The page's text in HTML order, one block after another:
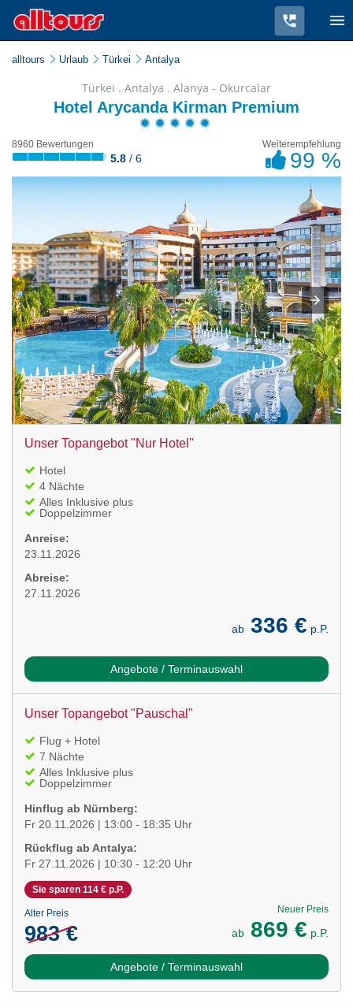
alltours Urlaub Türkei Antalya
Türkei . Antalya . Alanya - Okurcalar
Hotel Arycanda Kirman Premium
8960 Bewertungen
5.8 / 6
Weiterempfehlung
99 %
Unser Topangebot "Nur Hotel"
Hotel
4 Nächte
Alles Inklusive plus
Doppelzimmer
Anreise:
23.11.2026
Abreise:
27.11.2026
ab 336 € p.P.
Angebote / Terminauswahl
Unser Topangebot "Pauschal"
Flug + Hotel
7 Nächte
Alles Inklusive plus
Doppelzimmer
Hinflug ab Nürnberg:
Fr 20.11.2026 | 13:00 - 18:35 Uhr
Rückflug ab Antalya:
Fr 27.11.2026 | 10:30 - 12:20 Uhr
Sie sparen 114 € p.P.
Alter Preis
983 €
Neuer Preis
ab 869 € p.P.
Angebote / Terminauswahl